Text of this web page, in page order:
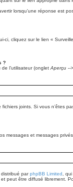
lorsqu’une réponse est
ci, cliquez sur le lien «
?
l’utilisateur (onglet Aperçu --
joints. Si vous n’êtes
messages et messages
parphpBB Limited ,
peut être diffusé librement.